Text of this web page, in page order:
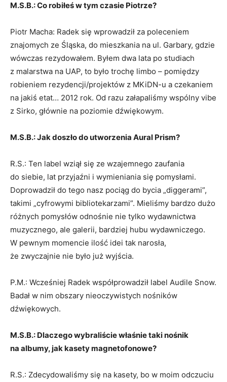
M.S.B.: Co robiłeś w tym czasie Piotrze?
Piotr Macha: Radek się wprowadził za poleceniem
znajomych ze Śląska, do mieszkania na ul. Garbary, gdzie
wówczas rezydowałem. Byłem dwa lata po studiach
z malarstwa na UAP, to było trochę limbo – pomiędzy
robieniem rezydencji/projektów z MKiDN-u a czekaniem
na jakiś etat… 2012 rok. Od razu załapaliśmy wspólny vibe
z Sirko, głównie na poziomie dźwiękowym.
M.S.B.: Jak doszło do utworzenia Aural Prism?
R.S.: Ten label wziął się ze wzajemnego zaufania
do siebie, lat przyjaźni i wymieniania się pomysłami.
Doprowadził do tego nasz pociąg do bycia „diggerami”,
takimi „cyfrowymi bibliotekarzami”. Mieliśmy bardzo dużo
różnych pomysłów odnośnie nie tylko wydawnictwa
muzycznego, ale galerii, bardziej hubu wydawniczego.
W pewnym momencie ilość idei tak narosła,
że zwyczajnie nie było już wyjścia.
P.M.: Wcześniej Radek współprowadził label Audile Snow.
Badał w nim obszary nieoczywistych nośników
dźwiękowych.
M.S.B.: Dlaczego wybraliście właśnie taki nośnik
na albumy, jak kasety magnetofonowe?
R.S.: Zdecydowaliśmy się na kasety, bo w moim odczuciu